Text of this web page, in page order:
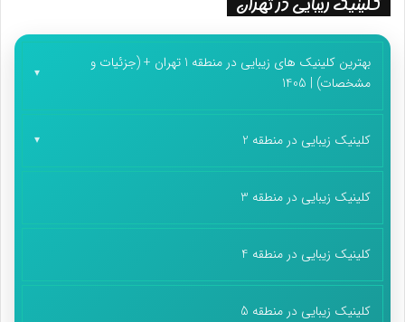
بهترین کلینیک های زیبایی در منطقه 1 تهران + (جزئیات و
مشخصات) | 1405
کلینیک زیبایی در منطقه 2
کلینیک زیبایی در منطقه 3
کلینیک زیبایی در منطقه 4
کلینیک زیبایی در منطقه 5